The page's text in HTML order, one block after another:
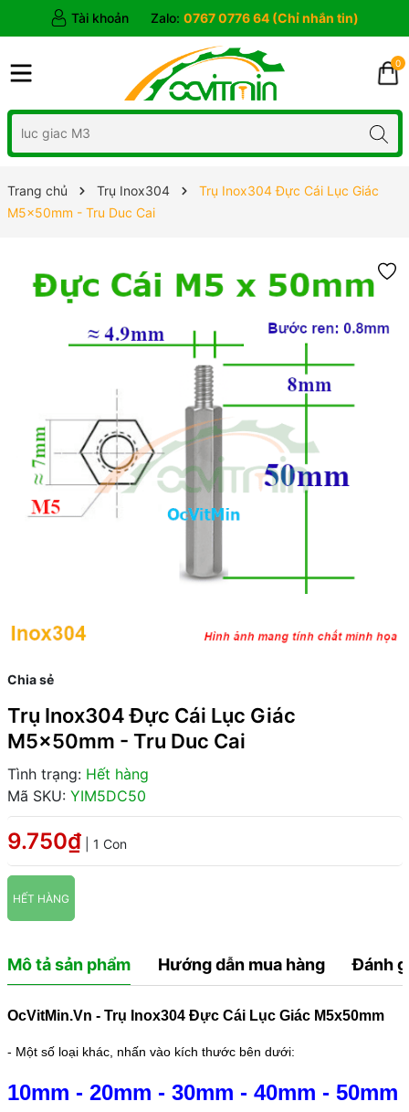
Tài khoản Zalo: 0767 0776 64 (Chỉ nhắn tin)
0
Trang chủ Trụ Inox304
Trụ Inox304 Đực Cái Lục Giác
M5x50mm - Tru Duc Cai
Chia sẻ
Trụ Inox304 Đực Cái Lục Giác
M5x50mm - Tru Duc Cai
Tình trạng: Hết hàng
Mã SKU: YIM5DC50
9.750₫ | 1 Con
HẾT HÀNG
Mô tả sản phẩm Hướng dẫn mua hàng Đánh
OcVitMin.Vn - Trụ Inox304 Đực Cái Lục Giác M5x50mm
- Một số loại khác, nhấn vào kích thước bên dưới:
10mm - 20mm - 30mm - 40mm - 50mm